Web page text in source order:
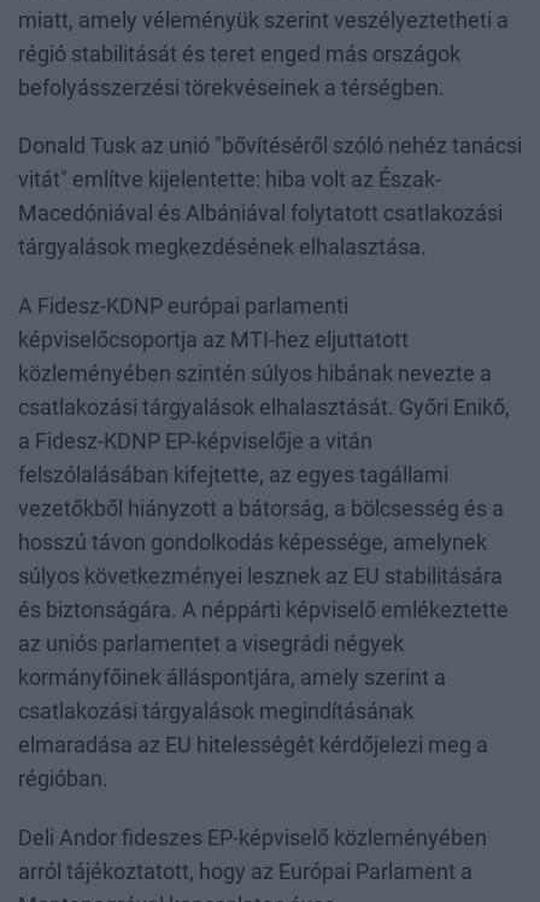
miatt, amely véleményük szerint veszélyeztetheti a
régió stabilitását és teret enged más országok
befolyásszerzési törekvéseinek a térségben.
Donald Tusk az unió "bővítéséről szóló nehéz tanácsi
vitát" említve kijelentette: hiba volt az Észak-
Macedóniával és Albániával folytatott csatlakozási
tárgyalások megkezdésének elhalasztása.
A Fidesz-KDNP európai parlamenti
képviselőcsoportja az MTI-hez eljuttatott
közleményében szintén súlyos hibának nevezte a
csatlakozási tárgyalások elhalasztását. Győri Enikő,
a Fidesz-KDNP EP-képviselője a vitán
felszólalásában kifejtette, az egyes tagállami
vezetőkből hiányzott a bátorság, a bölcsesség és a
hosszú távon gondolkodás képessége, amelynek
súlyos következményei lesznek az EU stabilitására
és biztonságára. A néppárti képviselő emlékeztette
az uniós parlamentet a visegrádi négyek
kormányfőinek álláspontjára, amely szerint a
csatlakozási tárgyalások megindításának
elmaradása az EU hitelességét kérdőjelezi meg a
régióban.
Deli Andor fideszes EP-képviselő közleményében
arról tájékoztatott, hogy az Európai Parlament a